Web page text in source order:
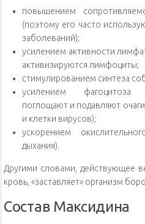
повышением
(поэтому его часто
заболеваний);
усилением активности
активизируются лимфоциты;
стимулированием синтеза
усилением фагоцитоза
поглощают и подавляют
и клетки вирусов);
ускорением
дыхания).
Другими словами, действующее
кровь, «заставляет» организм
Состав Максидина